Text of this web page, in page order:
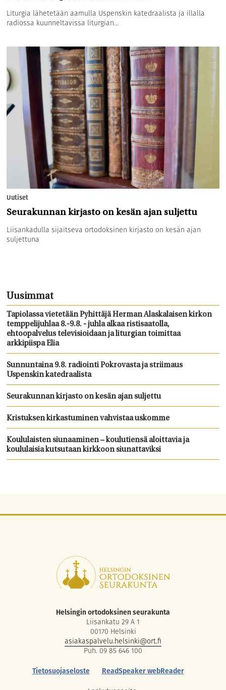
Liturgia lähetetään aamulla Uspenskin katedraalista ja illalla
radiossa kuunneltavissa liturgian...
Uutiset
Seurakunnan kirjasto on kesän ajan suljettu
Liisankadulla sijaitseva ortodoksinen kirjasto on kesän ajan
suljettuna
Uusimmat
Tapiolassa vietetään Pyhittäjä Herman Alaskalaisen kirkon
temppelijuhlaa 8.-9.8. - juhla alkaa ristisaatolla,
ehtoopalvelus televisioidaan ja liturgian toimittaa
arkkipiispa Elia
Sunnuntaina 9.8. radiointi Pokrovasta ja striimaus
Uspenskin katedraalista
Seurakunnan kirjasto on kesän ajan suljettu
Kristuksen kirkastuminen vahvistaa uskomme
Koululaisten siunaaminen – koulutiensä aloittavia ja
koululaisia kutsutaan kirkkoon siunattaviksi
Helsingin ortodoksinen seurakunta
Liisankatu 29 A 1
00170 Helsinki
asiakaspalvelu.helsinki@ort.fi
Puh. 09 85 646 100
Tietosuojaseloste
ReadSpeaker webReader